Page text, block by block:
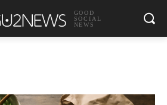
GOOD
SOCIAL
NEWS